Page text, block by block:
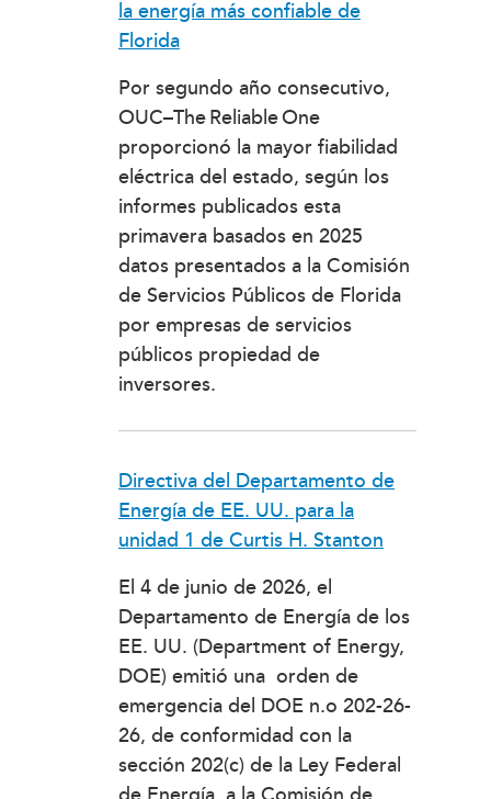
la energía más confiable de
Florida
Por segundo año consecutivo,
OUC–The Reliable One
proporcionó la mayor fiabilidad
eléctrica del estado, según los
informes publicados esta
primavera basados en 2025
datos presentados a la Comisión
de Servicios Públicos de Florida
por empresas de servicios
públicos propiedad de
inversores.
Directiva del Departamento de
Energía de EE. UU. para la
unidad 1 de Curtis H. Stanton
El 4 de junio de 2026, el
Departamento de Energía de los
EE. UU. (Department of Energy,
DOE) emitió una orden de
emergencia del DOE n.o 202-26-
26, de conformidad con la
sección 202(c) de la Ley Federal